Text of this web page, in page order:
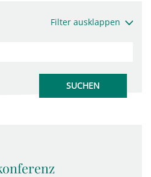
Filter ausklappen